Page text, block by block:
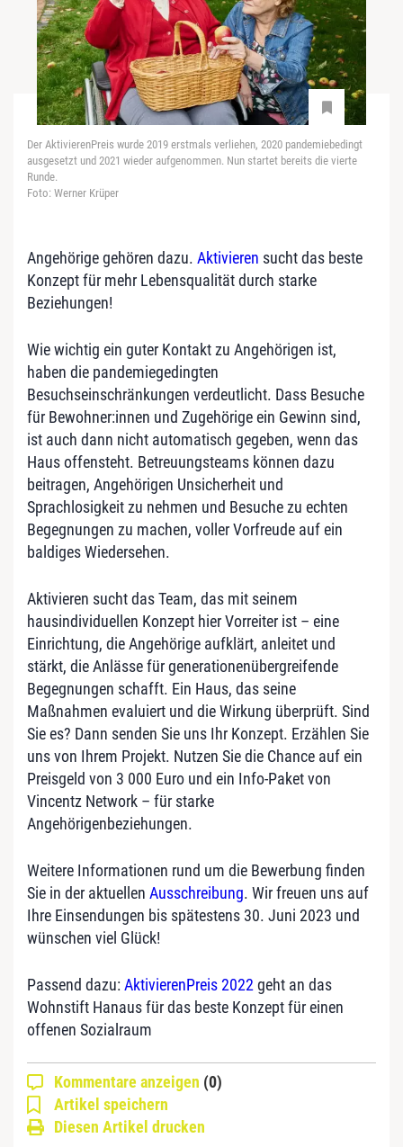
Der AktivierenPreis wurde 2019 erstmals verliehen, 2020 pandemiebedingt
ausgesetzt und 2021 wieder aufgenommen. Nun startet bereits die vierte
Runde.
Foto: Werner Krüper
Angehörige gehören dazu. Aktivieren sucht das beste
Konzept für mehr Lebensqualität durch starke
Beziehungen!
Wie wichtig ein guter Kontakt zu Angehörigen ist,
haben die pandemiegedingten
Besuchseinschränkungen verdeutlicht. Dass Besuche
für Bewohner:innen und Zugehörige ein Gewinn sind,
ist auch dann nicht automatisch gegeben, wenn das
Haus offensteht. Betreuungsteams können dazu
beitragen, Angehörigen Unsicherheit und
Sprachlosigkeit zu nehmen und Besuche zu echten
Begegnungen zu machen, voller Vorfreude auf ein
baldiges Wiedersehen.
Aktivieren sucht das Team, das mit seinem
hausindividuellen Konzept hier Vorreiter ist – eine
Einrichtung, die Angehörige aufklärt, anleitet und
stärkt, die Anlässe für generationenübergreifende
Begegnungen schafft. Ein Haus, das seine
Maßnahmen evaluiert und die Wirkung überprüft. Sind
Sie es? Dann senden Sie uns Ihr Konzept. Erzählen Sie
uns von Ihrem Projekt. Nutzen Sie die Chance auf ein
Preisgeld von 3 000 Euro und ein Info-Paket von
Vincentz Network – für starke
Angehörigenbeziehungen.
Weitere Informationen rund um die Bewerbung finden
Sie in der aktuellen Ausschreibung. Wir freuen uns auf
Ihre Einsendungen bis spätestens 30. Juni 2023 und
wünschen viel Glück!
Passend dazu:AktivierenPreis 2022geht an das
Wohnstift Hanaus für das beste Konzept für einen
offenen Sozialraum
Kommentare anzeigen (0)
Artikel speichern
Diesen Artikel drucken